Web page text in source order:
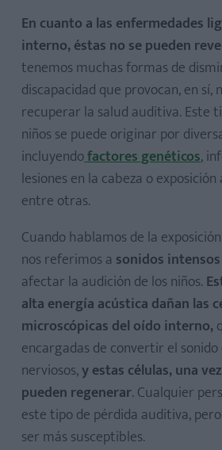
En cuanto a las enfermedades
interno, éstas no se pueden
tenemos muchas formas de
discapacidad que provocan, en sí,
recuperar la salud auditiva. Este
niños se puede originar por
incluyendofactores genéticos,
lesiones en la cabeza o
entre otras.
Cuando hablamos de la
nos referimos a sonidos intensos
afectar la audición de los niños.
alta energía acústica dañan las
microscópicas del oído interno,
encargadas de convertir el
nerviosos,y estas células, una
pueden regenerar. Cualquier
este tipo de pérdida auditiva,
ser más susceptibles.